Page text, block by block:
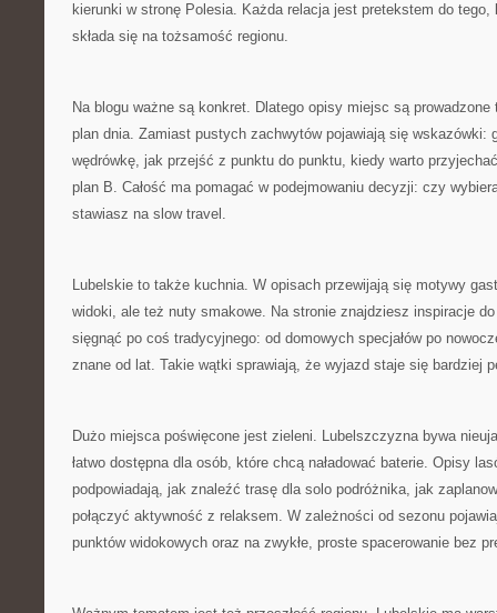
kierunki w stronę Polesia. Każda relacja jest pretekstem do
składa się na tożsamość regionu.
Na blogu ważne są konkret. Dlatego opisy miejsc są prowadzone
plan dnia. Zamiast pustych zachwytów pojawiają się wskazówki:
wędrówkę, jak przejść z punktu do punktu, kiedy warto
plan B. Całość ma pomagać w podejmowaniu decyzji: czy
stawiasz na slow travel.
Lubelskie to także kuchnia. W opisach przewijają się motywy
widoki, ale też nuty smakowe. Na stronie znajdziesz inspiracje
sięgnąć po coś tradycyjnego: od domowych specjałów po
znane od lat. Takie wątki sprawiają, że wyjazd staje się bardziej
Dużo miejsca poświęcone jest zieleni. Lubelszczyzna bywa
łatwo dostępna dla osób, które chcą naładować baterie. Opisy
podpowiadają, jak znaleźć trasę dla solo podróżnika, jak
połączyć aktywność z relaksem. W zależności od sezonu
punktów widokowych oraz na zwykłe, proste spacerowanie bez